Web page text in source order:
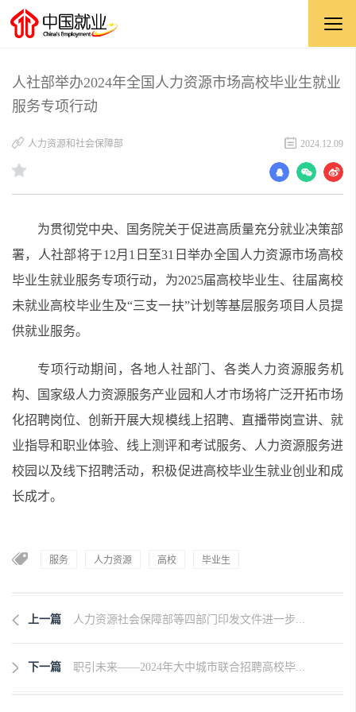
人社部举办2024年全国人力资源市场高校毕业生就业
服务专项行动
人力资源和社会保障部 2024.12.09
为贯彻党中央、国务院关于促进高质量充分就业决策部
署， 人社部将于1 2月 1 日至31 日举办全国人力资源市场高校
毕业生就业服务专项行动，为2025届高校毕业生、往届离校
未就业高校毕业生及“三支一扶”计划等基层服务项目人员提
供就业服务。
专项行动期间，各地人社部门、各类人力资源服务机
构、国家级人力资源服务产业园和人才市场将广泛开拓市场
化招聘岗位、创新开展大规模线上招聘、直播带岗宣讲、就
业指导和职业体验、线上测评和考试服务、人力资源服务进
校园以及线下招聘活动，积极促进高校毕业生就业创业和成
长成才。
服务 人力资源 高校 毕业生
上一篇 人力资源社会保障部等四部门印发文件进一步...
下一篇 职引未来——2024年大中城市联合招聘高校毕...